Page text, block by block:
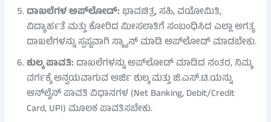
ದಾಖಲೆಗಳ ಅಪ್‌ಲೋಡ್:ಭಾವಚಿತ್ರ, ಸಹಿ, ವಯೋಮಿತಿ,
ವಿದ್ಯಾರ್ಹತೆ ಮತ್ತು ಕೋರಿದ ಮೀಸಲಾತಿಗೆ ಸಂಬಂಧಿಸಿದ ಎಲ್ಲಾ ಅಗತ್ಯ
ದಾಖಲೆಗಳನ್ನು ಸ್ಪಷ್ಟವಾಗಿ ಸ್ಕ್ಯಾನ್ ಮಾಡಿ ಅಪ್‌ಲೋಡ್ ಮಾಡಬೇಕು.
ಶುಲ್ಕ ಪಾವತಿ: ದಾಖಲೆಗಳನ್ನು ಅಪ್‌ಲೋಡ್ ಮಾಡಿದ ನಂತರ, ನಿಮ್ಮ
ವರ್ಗಕ್ಕೆ ಅನ್ವಯವಾಗುವ ಅರ್ಜಿ ಶುಲ್ಕ ಮತ್ತು ಜಿ.ಎಸ್.ಟಿ.ಯನ್ನು
ಆನ್‌ಲೈನ್ ಪಾವತಿ ವಿಧಾನಗಳ (Net Banking, Debit/Credit
Card, UPI) ಮೂಲಕ ಪಾವತಿಸಬೇಕು.